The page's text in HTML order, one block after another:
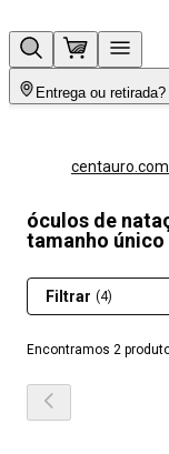
Entrega ou retirada?
óculos de
tamanho único
Encontramos 2
Filtrar (4)